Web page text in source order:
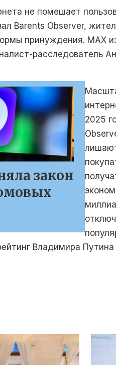
не помешает
Barents Observer,
принуждения. MAX
расследователь
закон
2025
Владимира